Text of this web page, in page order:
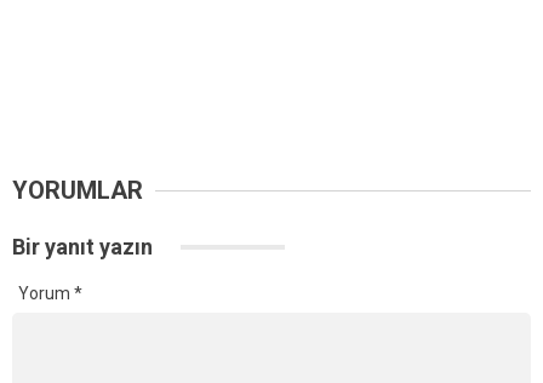
YORUMLAR
Bir yanıt yazın
Yorum *